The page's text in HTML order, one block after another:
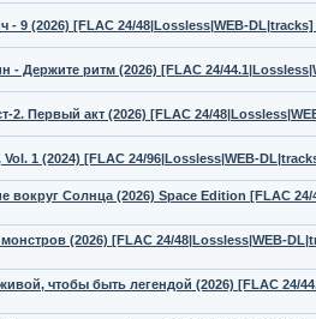
- 9 (2026) [FLAC 24/48|Lossless|WEB-DL|tracks]
- Держите ритм (2026) [FLAC 24/
Первый акт (2026) [FLAC 24/
1 (2024) [FLAC 24/96|Lossless|WEB-
вокруг Солнца (2026) Space Edition [FLAC 24/
(2026) [FLAC 24/48|Lossless|WEB-
чтобы быть легендой (2026) [FLAC 24/